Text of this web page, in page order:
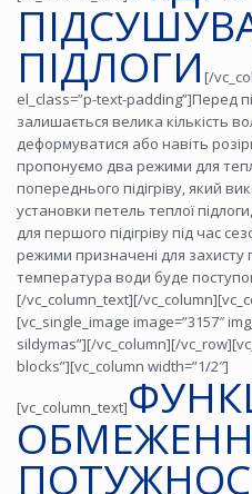
ПІДЛОГИ [/
el_class=”p-text-padding”]Перед
залишається велика кількість
деформуватися або навіть
пропонуємо два режими для
попереднього підігріву, який
установки петель теплої
для першого підігріву під час
режими призначені для захисту
температура води буде
[/vc_column_text][/
[vc_single_image image=”3157″
sildymas”][/vc_column][/
blocks”][vc_column width=”1/2″]
[vc_column_text]